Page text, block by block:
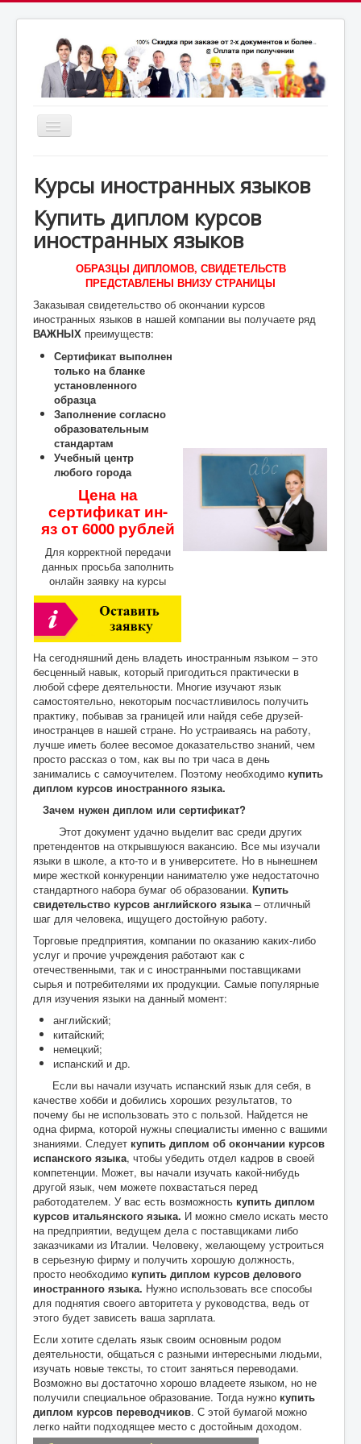
Включить/
Курсы иностранных языков
Купить диплом курсов
иностранных языков
ОБРАЗЦЫ ДИПЛОМОВ, СВИДЕТЕЛЬСТВ
ПРЕДСТАВЛЕНЫ ВНИЗУ СТРАНИЦЫ
Заказывая свидетельство об окончании курсов
иностранных языков в нашей компании вы получаете ряд
ВАЖНЫХ преимуществ:
Сертификат выполнен
только на бланке
установленного
образца
Заполнение согласно
образовательным
стандартам
Учебный центр
любого города
Цена на
сертификат ин-
яз от 6000 рублей
Для корректной передачи
данных просьба заполнить
онлайн заявку на курсы
На сегодняшний день владеть иностранным языком – это
бесценный навык, который пригодиться практически в
любой сфере деятельности. Многие изучают язык
самостоятельно, некоторым посчастливилось получить
практику, побывав за границей или найдя себе друзей-
иностранцев в нашей стране. Но устраиваясь на работу,
лучше иметь более весомое доказательство знаний, чем
просто рассказ о том, как вы по три часа в день
занимались с самоучителем. Поэтому необходимо купить
диплом курсов иностранного языка.
Зачем нужен диплом или сертификат?
Этот документ удачно выделит вас среди других
претендентов на открывшуюся вакансию. Все мы изучали
языки в школе, а кто-то и в университете. Но в нынешнем
мире жесткой конкуренции нанимателю уже недостаточно
стандартного набора бумаг об образовании. Купить
свидетельство курсов английского языка– отличный
шаг для человека, ищущего достойную работу.
Торговые предприятия, компании по оказанию каких-либо
услуг и прочие учреждения работают как с
отечественными, так и с иностранными поставщиками
сырья и потребителями их продукции. Самые популярные
для изучения языки на данный момент:
английский;
китайский;
немецкий;
испанский и др.
Если вы начали изучать испанский язык для себя, в
качестве хобби и добились хороших результатов, то
почему бы не использовать это с пользой. Найдется не
одна фирма, которой нужны специалисты именно с вашими
знаниями. Следует купить диплом об окончании курсов
испанского языка, чтобы убедить отдел кадров в своей
компетенции. Может, вы начали изучать какой-нибудь
другой язык, чем можете похвастаться перед
работодателем. У вас есть возможность купить диплом
курсов итальянского языка. И можно смело искать место
на предприятии, ведущем дела с поставщиками либо
заказчиками из Италии. Человеку, желающему устроиться
в серьезную фирму и получить хорошую должность,
просто необходимо купить диплом курсов делового
иностранного языка. Нужно использовать все способы
для поднятия своего авторитета у руководства, ведь от
этого будет зависеть ваша зарплата.
Если хотите сделать язык своим основным родом
деятельности, общаться с разными интересными людьми,
изучать новые тексты, то стоит заняться переводами.
Возможно вы достаточно хорошо владеете языком, но не
получили специальное образование. Тогда нужно купить
диплом курсов переводчиков. С этой бумагой можно
легко найти подходящее место с достойным доходом.